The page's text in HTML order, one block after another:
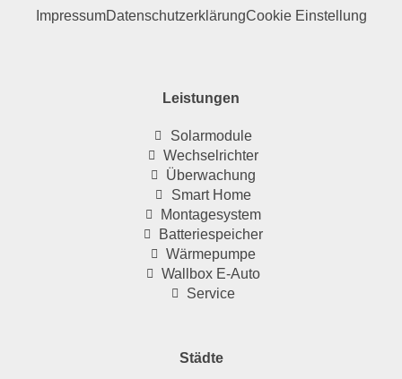
ImpressumDatenschutzerklärungCookie Einstellung
Leistungen
Solarmodule
Wechselrichter
Überwachung
Smart Home
Montagesystem
Batteriespeicher
Wärmepumpe
Wallbox E-Auto
Service
Städte